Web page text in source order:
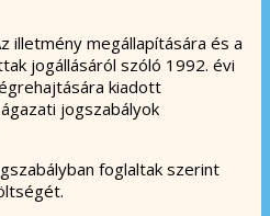
illetmény megállapítására és a
jogállásáról szóló 1992. évi
kiadott
jogszabályok
foglaltak szerint